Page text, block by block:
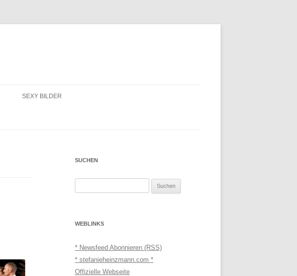
SEXY BILDER
SUCHEN
WEBLINKS
* Newsfeed Abonnieren (RSS)
* stefanieheinzmann.com *
Offizielle Webseite